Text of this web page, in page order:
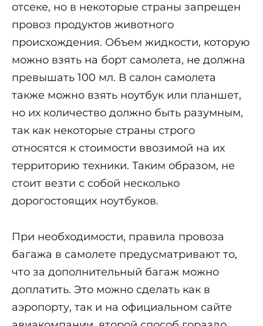
отсеке, но в некоторые страны запрещен
провоз продуктов животного
происхождения. Объем жидкости, которую
можно взять на борт самолета, не должна
превышать 100 мл. В салон самолета
также можно взять ноутбук или планшет,
но их количество должно быть разумным,
так как некоторые страны строго
относятся к стоимости ввозимой на их
территорию техники. Таким образом, не
стоит везти с собой несколько
дорогостоящих ноутбуков.
При необходимости, правила провоза
багажа в самолете предусматривают то,
что за дополнительный багаж можно
доплатить. Это можно сделать как в
аэропорту, так и на официальном сайте